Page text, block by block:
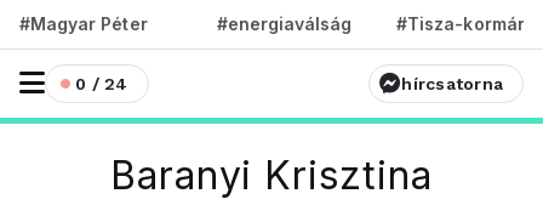
#Magyar Péter #energiaválság #Tisza-kormány
0 / 24 hírcsatorna
Baranyi Krisztina